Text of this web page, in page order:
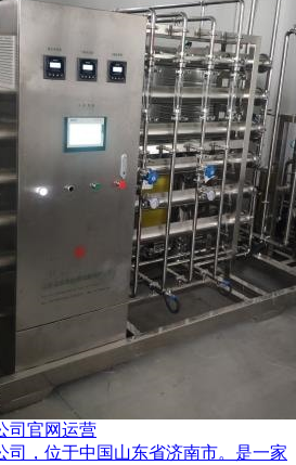
司官网运营
司，位于中国山东省济南市。是一家